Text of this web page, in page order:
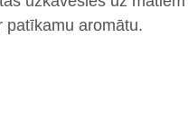
patīkamu aromātu.